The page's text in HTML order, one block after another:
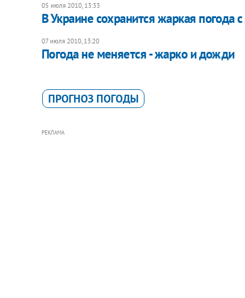
05 июля 2010, 13:33
В Украине сохранится жаркая погода
07 июля 2010, 13:20
Погода не меняется - жарко и дожди
ПРОГНОЗ ПОГОДЫ
РЕКЛАМА